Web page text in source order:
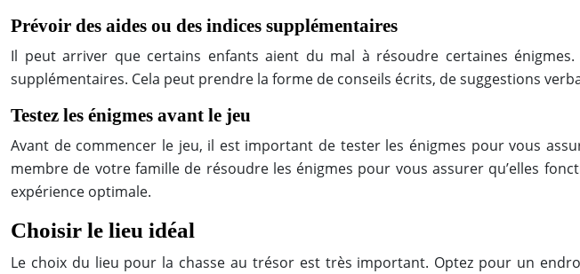
Prévoir des aides ou des indices supplémentaires
Il peut arriver que certains enfants aient du mal à résoudre certaines
supplémentaires. Cela peut prendre la forme de conseils écrits, de suggestions
Testez les énigmes avant le jeu
Avant de commencer le jeu, il est important de tester les énigmes pour vous
membre de votre famille de résoudre les énigmes pour vous assurer qu’elles
expérience optimale.
Choisir le lieu idéal
Le choix du lieu pour la chasse au trésor est très important. Optez pour un